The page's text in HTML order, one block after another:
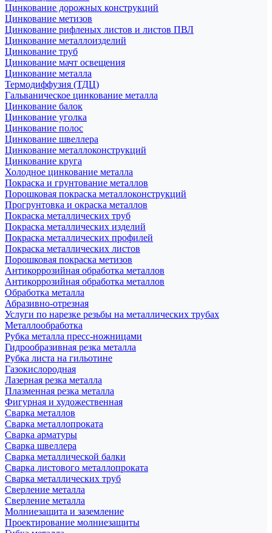
Цинкование дорожных конструкций
Цинкование метизов
Цинкование рифленых листов и листов ПВЛ
Цинкование металлоизделий
Цинкование труб
Цинкование мачт освещения
Цинкование металла
Термодиффузия (ТДЦ)
Гальваническое цинкование металла
Цинкование балок
Цинкование уголка
Цинкование полос
Цинкование швеллера
Цинкование металлоконструкций
Цинкование круга
Холодное цинкование металла
Покраска и грунтование металлов
Порошковая покраска металлоконструкций
Прогрунтовка и окраска металлов
Покраска металлических труб
Покраска металлических изделий
Покраска металлических профилей
Покраска металлических листов
Порошковая покраска метизов
Антикоррозийная обработка металлов
Антикоррозийная обработка металлов
Обработка металла
Абразивно-отрезная
Услуги по нарезке резьбы на металлических трубах
Металлообработка
Рубка металла пресс-ножницами
Гидрообразивная резка металла
Рубка листа на гильотине
Газокислородная
Лазерная резка металла
Плазменная резка металла
Фигурная и художественная
Сварка металлов
Сварка металлопроката
Сварка арматуры
Сварка швеллера
Сварка металлической балки
Сварка листового металлопроката
Сварка металлических труб
Сверление металла
Сверление металла
Молниезащита и заземление
Проектирование молниезащиты